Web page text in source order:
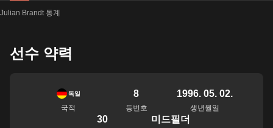
Julian Brandt 통계
선수 약력
독일
국적
8
등번호
1996. 05. 02.
생년월일
30 미드필더